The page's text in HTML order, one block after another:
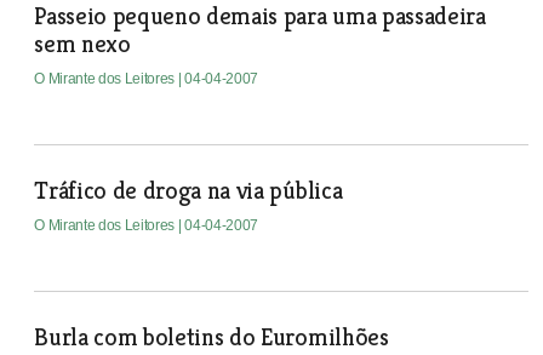
Passeio pequeno demais para uma passadeira
sem nexo
O Mirante dos Leitores | 04-04-2007
Tráfico de droga na via pública
O Mirante dos Leitores | 04-04-2007
Burla com boletins do Euromilhões